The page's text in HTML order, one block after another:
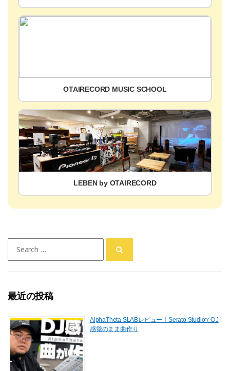
OTAIRECORD MUSIC SCHOOL
LEBEN by OTAIRECORD
for:
最近の投稿
AlphaTheta SLABレビュー｜Serato StudioでDJ
感覚のまま曲作り